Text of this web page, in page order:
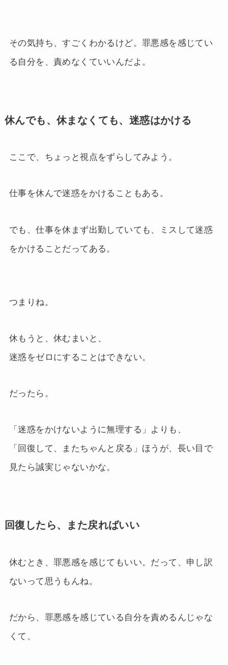
その気持ち、すごくわかるけど。罪悪感を感じてい
る自分を、責めなくていいんだよ。
休んでも、休まなくても、迷惑はかける
ここで、ちょっと視点をずらしてみよう。
仕事を休んで迷惑をかけることもある。
でも、仕事を休まず出勤していても、ミスして迷惑
をかけることだってある。
つまりね。
休もうと、休むまいと、
迷惑をゼロにすることはできない。
だったら。
「迷惑をかけないように無理する」よりも、
「回復して、またちゃんと戻る」ほうが、長い目で
見たら誠実じゃないかな。
回復したら、また戻ればいい
休むとき、罪悪感を感じてもいい。だって、申し訳
ないって思うもんね。
だから、罪悪感を感じている自分を責めるんじゃな
くて、